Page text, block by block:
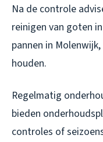
Na de controle
reinigen van goten
pannen in
houden.
Regelmatig
bieden
controles of